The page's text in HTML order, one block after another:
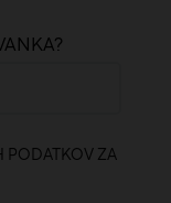
PODATKOV ZA